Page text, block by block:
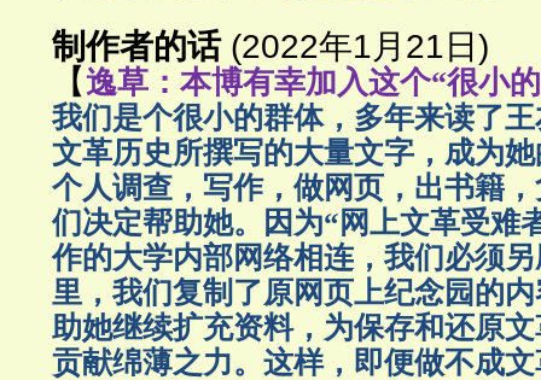
制作者的话(2022年1月21日)
【逸草：本博有幸加入这个“很小
我们是个很小的群体，多年来读了
文革历史所撰写的大量文字，成为
个人调查，写作，做网页，出书籍
们决定帮助她。因为“网上文革受难
作的大学内部网络相连，我们必须
里，我们复制了原网页上纪念园的
助她继续扩充资料，为保存和还原
贡献绵薄之力。这样，即便做不成